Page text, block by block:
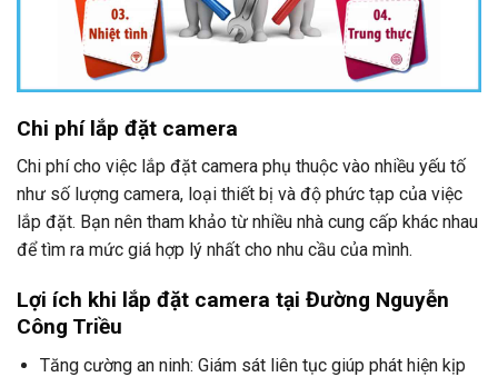
Chi phí lắp đặt camera
Chi phí cho việc lắp đặt camera phụ thuộc vào nhiều yếu tố
như số lượng camera, loại thiết bị và độ phức tạp của việc
lắp đặt. Bạn nên tham khảo từ nhiều nhà cung cấp khác nhau
để tìm ra mức giá hợp lý nhất cho nhu cầu của mình.
Lợi ích khi lắp đặt camera tại Đường Nguyễn
Công Triều
Tăng cường an ninh: Giám sát liên tục giúp phát hiện kịp